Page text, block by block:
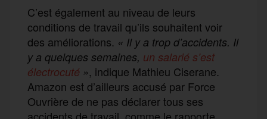
C’est également au niveau de leurs
conditions de travail qu’ils souhaitent voir
des améliorations. « Il y a trop d’accidents. Il
y a quelques semaines, un salarié s’est
électrocuté », indique Mathieu Ciserane.
Amazon est d’ailleurs accusé par Force
Ouvrière de ne pas déclarer tous ses